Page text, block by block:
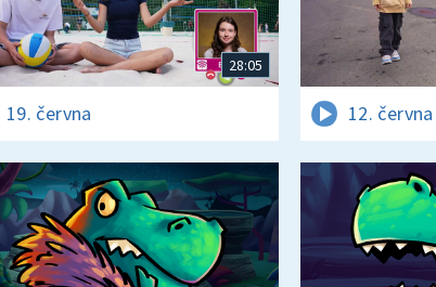
28:05
19. června 12. června